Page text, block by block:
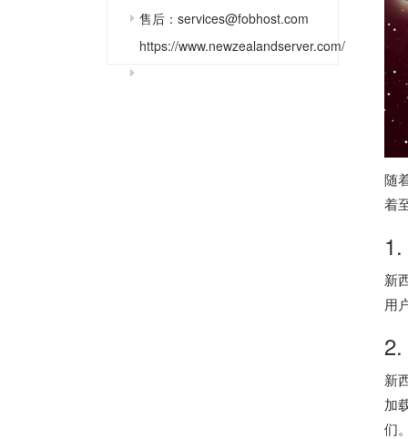
售后：services@fobhost.com
https://www.newzealandserver.com/
随
着
1.
新
用
2.
新
加
们